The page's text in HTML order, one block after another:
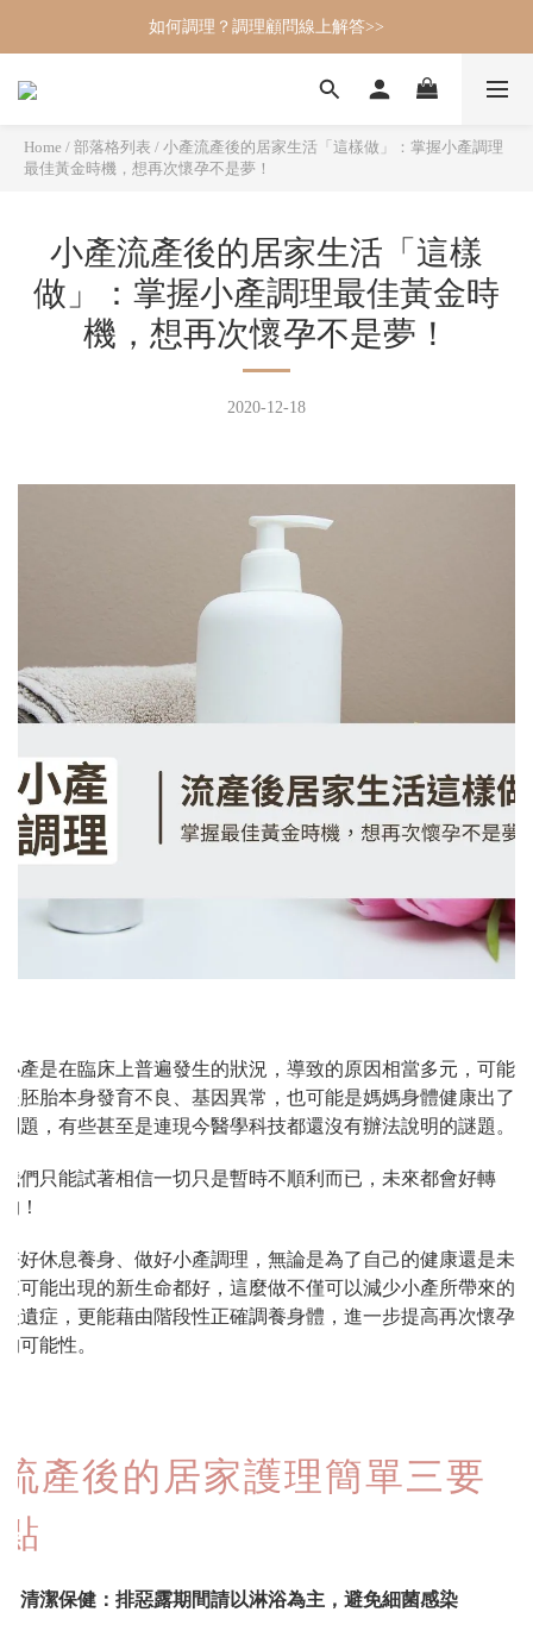
如何調理？調理顧問線上解答>>
Home / 部落格列表 / 小產流產後的居家生活「這樣做」：掌握小產調理
最佳黃金時機，想再次懷孕不是夢！
小產流產後的居家生活「這樣
做」：掌握小產調理最佳黃金時
機，想再次懷孕不是夢！
2020-12-18
小產是在臨床上普遍發生的狀況，導致的原因相當多元，可能
是胚胎本身發育不良、基因異常，也可能是媽媽身體健康出了
問題，有些甚至是連現今醫學科技都還沒有辦法說明的謎題。
我們只能試著相信一切只是暫時不順利而已，未來都會好轉
的！
好好休息養身、做好小產調理，無論是為了自己的健康還是未
來可能出現的新生命都好，這麼做不僅可以減少小產所帶來的
後遺症，更能藉由階段性正確調養身體，進一步提高再次懷孕
的可能性。
流產後的居家護理簡單三要
點
1. 清潔保健：排惡露期間請以淋浴為主，避免細菌感染